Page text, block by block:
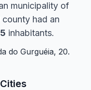
municipality of
had an
inhabitants.
do Gurguéia, 20.